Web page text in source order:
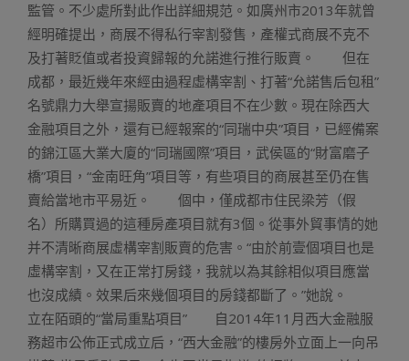
監管。不少處所對此作出詳細規范。如廣州市2013年就曾
經明確提出，商展不得私行宰割發售，產權式商展不克不
及打著貶值或者投資歸報的允諾進行推行販賣。 但在
成都，最近幾年來經由過程虛構宰割、打著“允諾售后包租”
名號鼎力大舉宣揚販賣的地產項目不在少數。現在除西大
金融項目之外，還有已經報案的“同瑞中央”項目，已經備案
的錦江區大業大廈的“同瑞國際”項目，武侯區的“財富磨子
橋”項目，“金南旺角”項目等，有些項目的商展甚至仍在售
賣給當地市平易近。 個中，僅成都市住民梁芳（假
名）所購買過的這種房產項目就有3個。從事外貿事情的她
并不清晰商展虛構宰割販賣的危害。“由於前壹個項目也是
虛構宰割，又在正常打房錢，我就以為其餘相似項目應當
也沒成績。效果后來幾個項目的房錢都斷了。”她說。
立在陌頭的“當局重點項目” 自2014年11月西大金融服
務超市公佈正式成立后，“西大金融”的樓房外立面上一向吊